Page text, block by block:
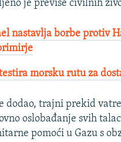
je previše civilnih
nastavlja borbe protiv
morsku rutu za
dodao, trajni prekid
oslobađanje svih
pomoći u Gazu s